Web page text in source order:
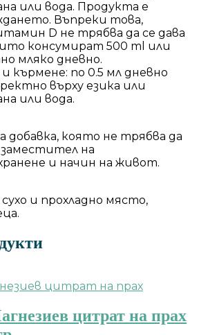
или вода. Продукта е
Въпреки това,
D не трябва да се дава
консумират 500 ml или
мляко дневно.
кърмене: по 0.5 мл дневно
върху езика или
или вода.
добавка, която не трябва да
заместител на
и начин на живот.
и прохладно място,
цитрат на прах